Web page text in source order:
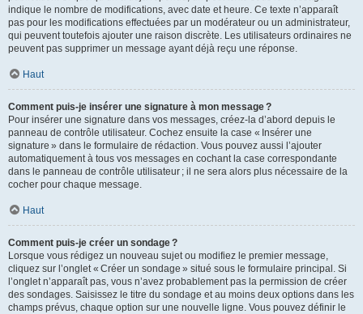
indique le nombre de modifications, avec date et heure. Ce texte n’apparaît
pas pour les modifications effectuées par un modérateur ou un administrateur,
qui peuvent toutefois ajouter une raison discrète. Les utilisateurs ordinaires ne
peuvent pas supprimer un message ayant déjà reçu une réponse.
Haut
Comment puis-je insérer une signature à mon message ?
Pour insérer une signature dans vos messages, créez-la d’abord depuis le
panneau de contrôle utilisateur. Cochez ensuite la case « Insérer une
signature » dans le formulaire de rédaction. Vous pouvez aussi l’ajouter
automatiquement à tous vos messages en cochant la case correspondante
dans le panneau de contrôle utilisateur ; il ne sera alors plus nécessaire de la
cocher pour chaque message.
Haut
Comment puis-je créer un sondage ?
Lorsque vous rédigez un nouveau sujet ou modifiez le premier message,
cliquez sur l’onglet « Créer un sondage » situé sous le formulaire principal. Si
l’onglet n’apparaît pas, vous n’avez probablement pas la permission de créer
des sondages. Saisissez le titre du sondage et au moins deux options dans les
champs prévus, chaque option sur une nouvelle ligne. Vous pouvez définir le